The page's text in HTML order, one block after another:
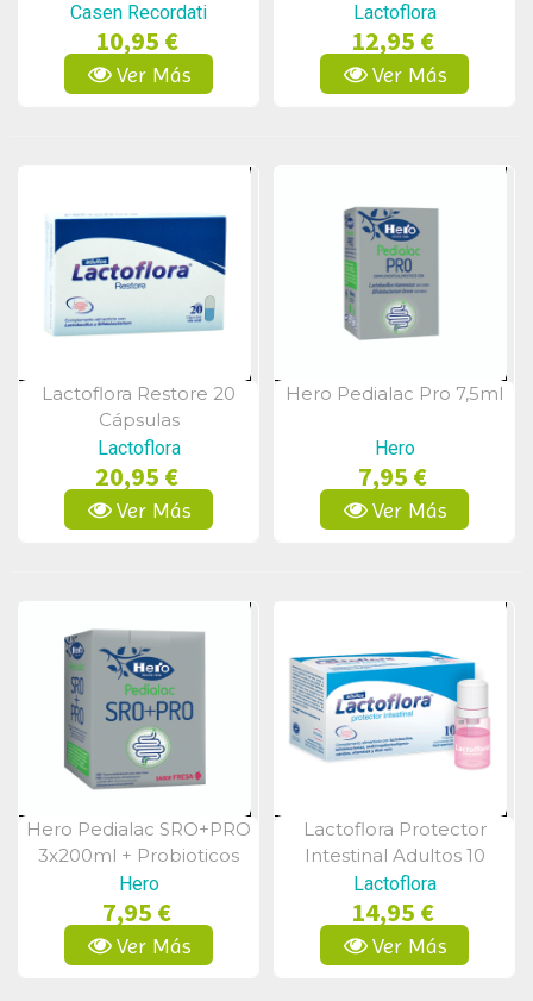
Casen Recordati
10,95 €
Ver Más
Lactoflora
12,95 €
Ver Más
Vista Rápida
Lactoflora Restore 20
Cápsulas
Lactoflora
20,95 €
Ver Más
Vista Rápida
Hero Pedialac Pro 7,5ml
Hero
7,95 €
Ver Más
Vista Rápida
Hero Pedialac SRO+PRO
3x200ml + Probioticos
Hero
7,95 €
Ver Más
Vista Rápida
Lactoflora Protector
Intestinal Adultos 10
Frascos
Lactoflora
14,95 €
Ver Más